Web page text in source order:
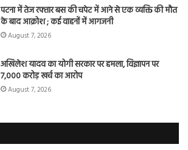
पटना में तेज रफ्तार बस की चपेट में आने से एक व्यक्ति की मौत
के बाद आक्रोश ; कई वाहनों में आगजनी
August 7, 2026
अखिलेश यादव का योगी सरकार पर हमला, विज्ञापन पर
7,000 करोड़ खर्च का आरोप
August 7, 2026